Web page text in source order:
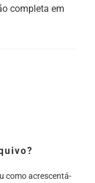
completa em
como acrescentá-